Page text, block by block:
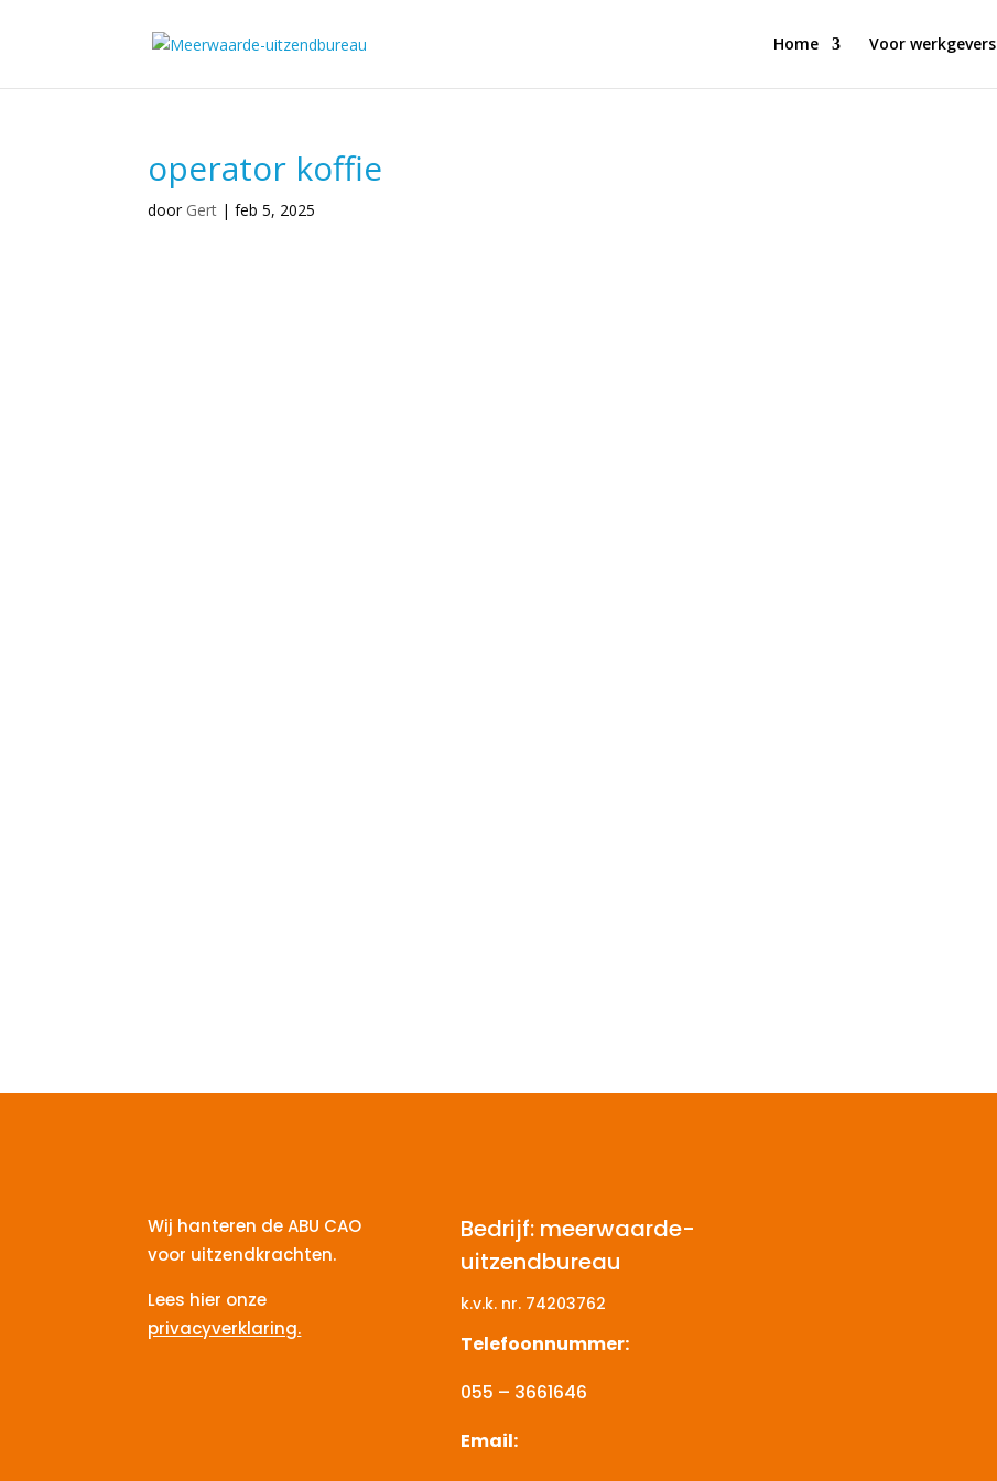
Home Voor werkgevers
operator koffie
door Gert |feb 5, 2025
Wij hanteren de ABU CAO
voor uitzendkrachten.
Lees hier onze
privacyverklaring.
Bedrijf: meerwaarde-
uitzendbureau
k.v.k. nr.74203762
Telefoonnummer:
055 – 3661646
Email: